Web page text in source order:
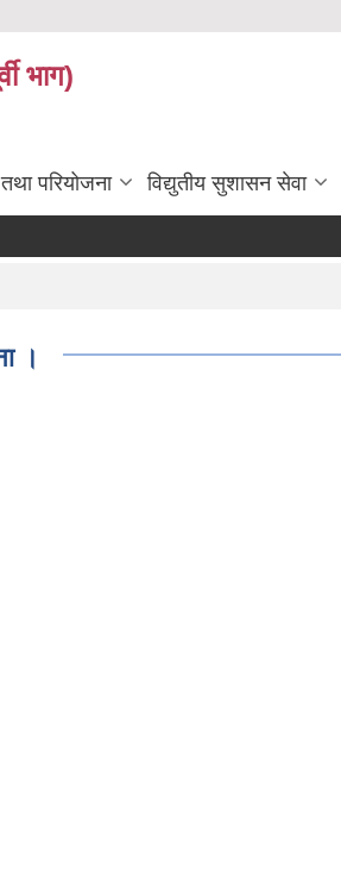
भाग)
परियोजना विद्युतीय सुशासन सेवा
।